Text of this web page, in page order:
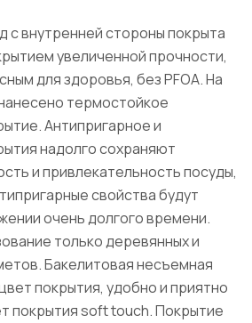
с внутренней стороны покрыта
увеличенной прочности,
для здоровья, без PFOA. На
термостойкое
Антипригарное и
надолго сохраняют
и привлекательность посуды,
свойства будут
очень долгого времени.
только деревянных и
Бакелитовая несъемная
покрытия, удобно и приятно
покрытия soft touch. Покрытие